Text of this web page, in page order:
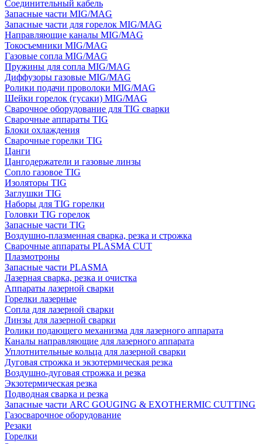
Соединительный кабель
Запасные части MIG/MAG
Запасные части для горелок MIG/MAG
Направляющие каналы MIG/MAG
Токосъемники MIG/MAG
Газовые сопла MIG/MAG
Пружины для сопла MIG/MAG
Диффузоры газовые MIG/MAG
Ролики подачи проволоки MIG/MAG
Шейки горелок (гусаки) MIG/MAG
Сварочное оборудование для TIG сварки
Сварочные аппараты TIG
Блоки охлаждения
Сварочные горелки TIG
Цанги
Цангодержатели и газовые линзы
Сопло газовое TIG
Изоляторы TIG
Заглушки TIG
Наборы для TIG горелки
Головки TIG горелок
Запасные части TIG
Воздушно-плазменная сварка, резка и строжка
Сварочные аппараты PLASMA CUT
Плазмотроны
Запасные части PLASMA
Лазерная сварка, резка и очистка
Аппараты лазерной сварки
Горелки лазерные
Сопла для лазерной сварки
Линзы для лазерной сварки
Ролики подающего механизма для лазерного аппарата
Каналы направляющие для лазерного аппарата
Уплотнительные кольца для лазерной сварки
Дуговая строжка и экзотермическая резка
Воздушно-дуговая строжка и резка
Экзотермическая резка
Подводная сварка и резка
Запасные части ARC GOUGING & EXOTHERMIC CUTTING
Газосварочное оборудование
Резаки
Горелки